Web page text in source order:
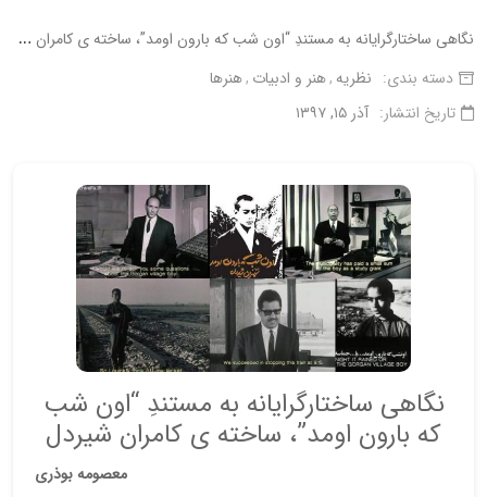
ن
گاهی ساختارگرایانه به مستندِ “اون شب که بارون اومد”، ساخته ی کامران شیردل
دسته بندی: نظریه هنر و ادبیات هنرها
تاریخ انتشار: آذر ۱۵, ۱۳۹۷
نگاهی ساختارگرایانه به مستندِ “اون شب
که بارون اومد”، ساخته ی کامران شیردل
معصومه بوذری